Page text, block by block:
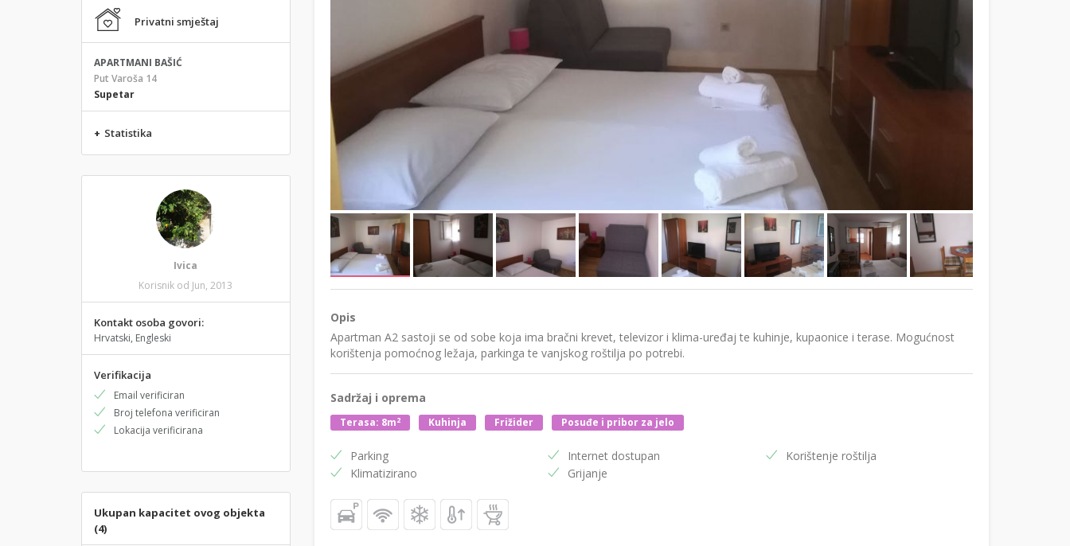
Privatni smještaj
APARTMANI BAŠIĆ
Put Varoša 14
Supetar
+ Statistika
Ivica
Korisnik od Jun, 2013
Kontakt osoba govori:
Hrvatski, Engleski
Verifikacija
Email verificiran
Broj telefona verificiran
Lokacija verificirana
Ukupan kapacitet ovog objekta
(4)
Opis
Apartman A2 sastoji se od sobe koja ima bračni krevet, televizor i klima-uređaj te kuhinje, kupaonice i terase. Mogućnost
korištenja pomoćnog ležaja, parkinga te vanjskog roštilja po potrebi.
Sadržaj i oprema
Terasa: 8m2 Kuhinja Frižider Posuđe i pribor za jelo
Parking
Klimatizirano
Internet dostupan
Grijanje
Korištenje roštilja